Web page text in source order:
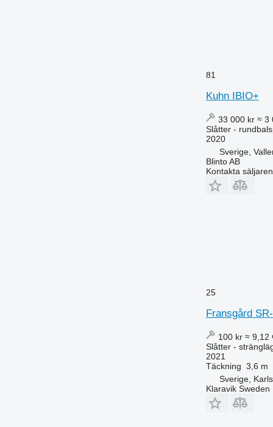
81
Kuhn IBIO+
33 000 kr ≈ 3
Slåtter -
2020
Sverige,
Blinto AB
Kontakta säljaren
25
Fransgård
100 kr ≈ 9,12
Slåtter -
2021
Täckning 3,6 m
Sverige,
Klaravik Sweden